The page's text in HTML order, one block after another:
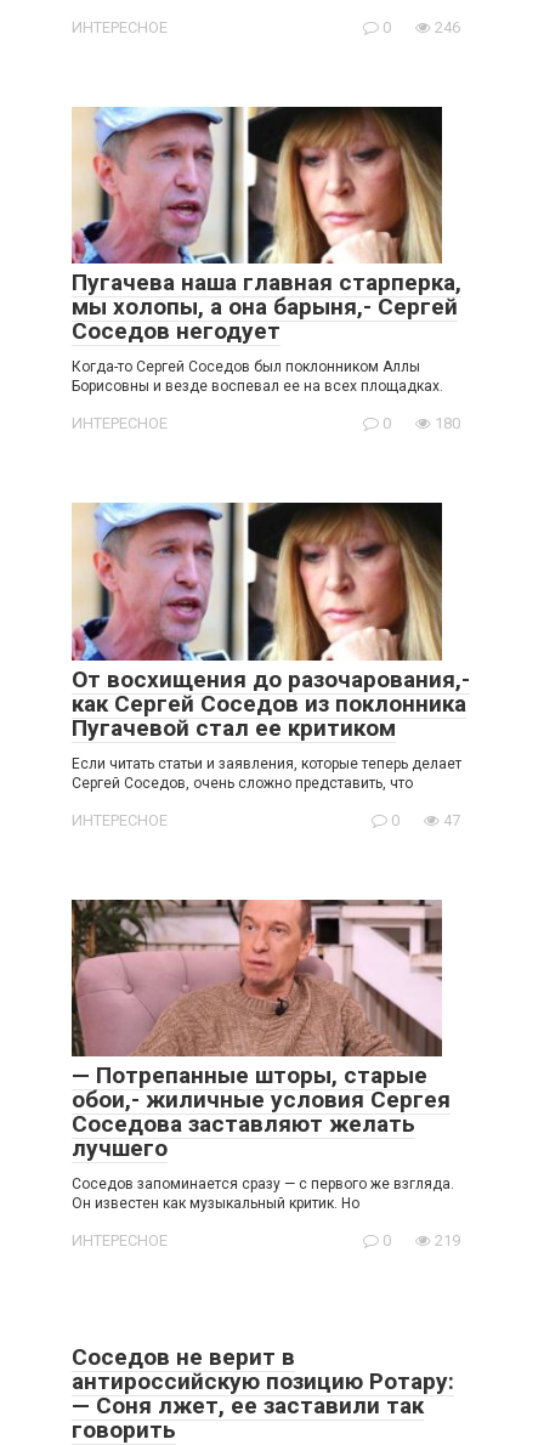
ИНТЕРЕСНОЕ 0 246
Пугачева наша главная старперка,
мы холопы, а она барыня,- Сергей
Соседов негодует
Когда-то Сергей Соседов был поклонником Аллы
Борисовны и везде воспевал ее на всех площадках.
ИНТЕРЕСНОЕ 0 180
От восхищения до разочарования,-
как Сергей Соседов из поклонника
Пугачевой стал ее критиком
Если читать статьи и заявления, которые теперь делает
Сергей Соседов, очень сложно представить, что
ИНТЕРЕСНОЕ 0 47
— Потрепанные шторы, старые
обои,- жиличные условия Сергея
Соседова заставляют желать
лучшего
Соседов запоминается сразу — с первого же взгляда.
Он известен как музыкальный критик. Но
ИНТЕРЕСНОЕ 0 219
Соседов не верит в
антироссийскую позицию Ротару:
— Соня лжет, ее заставили так
говорить